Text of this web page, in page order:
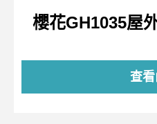
櫻花GH1035屋
查